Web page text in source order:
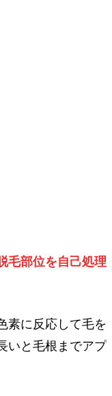
毛部位を自己処理
素に反応して毛を
いと毛根までアプ